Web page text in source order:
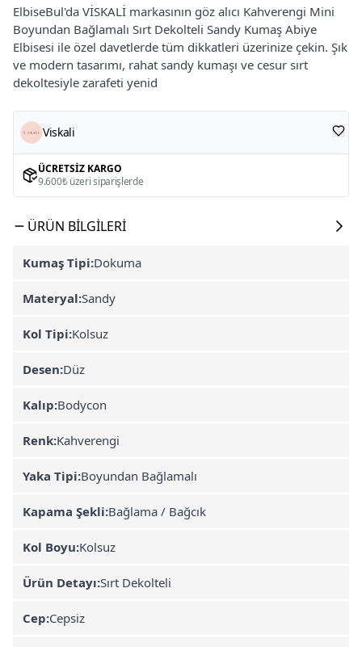
ElbiseBul'da VİSKALİ markasının göz alıcı Kahverengi Mini
Boyundan Bağlamalı Sırt Dekolteli Sandy Kumaş Abiye
Elbisesi ile özel davetlerde tüm dikkatleri üzerinize çekin. Şık
ve modern tasarımı, rahat sandy kumaşı ve cesur sırt
dekoltesiyle zarafeti yenid
Viskali
ÜCRETSIZ KARGO
9.600₺ üzeri siparişlerde
ÜRÜN BILGILERI
Kumaş Tipi:Dokuma
Materyal:Sandy
Kol Tipi:Kolsuz
Desen:Düz
Kalıp:Bodycon
Renk:Kahverengi
Yaka Tipi:Boyundan Bağlamalı
Kapama Şekli:Bağlama / Bağcık
Kol Boyu:Kolsuz
Ürün Detayı:Sırt Dekolteli
Cep:Cepsiz